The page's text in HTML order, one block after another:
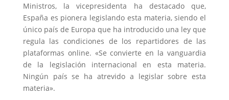
Ministros, la vicepresidenta ha destacado que,
España es pionera legislando esta materia, siendo el
único país de Europa que ha introducido una ley que
regula las condiciones de los repartidores de las
plataformas online. «Se convierte en la vanguardia
de la legislación internacional en esta materia.
Ningún país se ha atrevido a legislar sobre esta
materia».